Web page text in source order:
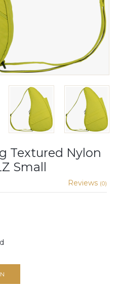
Textured Nylon
Small
Reviews (0)